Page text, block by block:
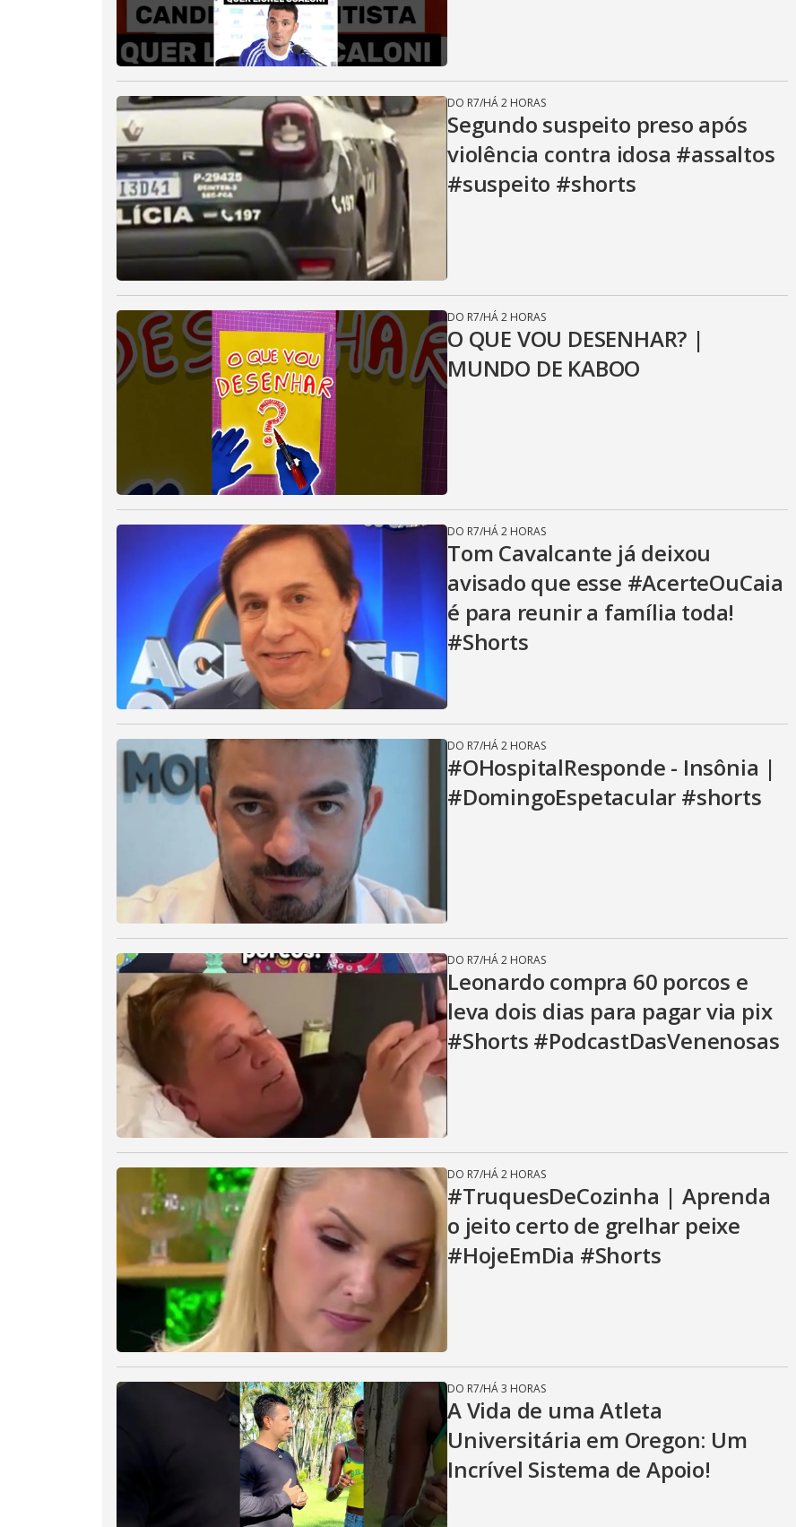
DO R7/HÁ 2 HORAS
Segundo suspeito preso após
violência contra idosa #assaltos
#suspeito #shorts
DO R7/HÁ 2 HORAS
O QUE VOU DESENHAR? |
MUNDO DE KABOO
DO R7/HÁ 2 HORAS
Tom Cavalcante já deixou
avisado que esse #AcerteOuCaia
é para reunir a família toda!
#Shorts
DO R7/HÁ 2 HORAS
#OHospitalResponde - Insônia |
#DomingoEspetacular #shorts
DO R7/HÁ 2 HORAS
Leonardo compra 60 porcos e
leva dois dias para pagar via pix
#Shorts #PodcastDasVenenosas
DO R7/HÁ 2 HORAS
#TruquesDeCozinha | Aprenda
o jeito certo de grelhar peixe
#HojeEmDia #Shorts
DO R7/HÁ 3 HORAS
A Vida de uma Atleta
Universitária em Oregon: Um
Incrível Sistema de Apoio!